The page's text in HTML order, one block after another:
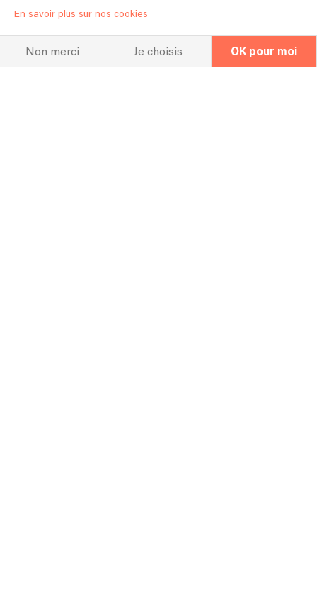
Jazzy's
Repertoire de reprises en version Jazz. Large choix de
titres, Des plus grands standards aux reprises actuels.
En savoir plus sur nos cookies
Non merci Je choisis OK pour moi